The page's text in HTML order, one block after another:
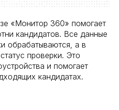
«Монитор 360» помогает
кандидатов. Все данные
обрабатываются, а в
проверки. Это
и помогает
кандидатах.